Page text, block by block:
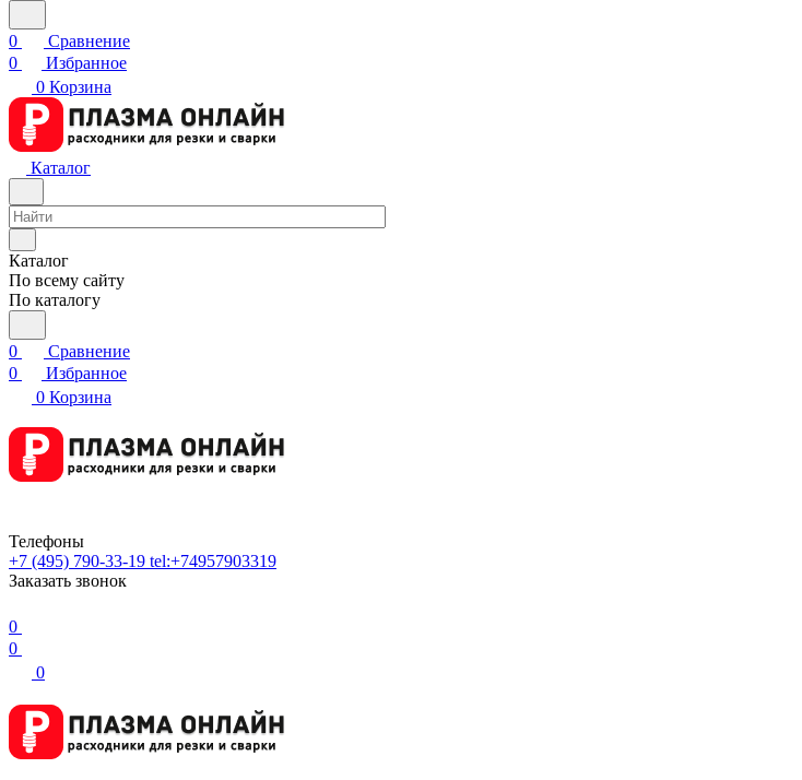
0
Сравнение
0
Избранное
0 Корзина
Каталог
Каталог
По всему сайту
По каталогу
0
Сравнение
0
Избранное
0 Корзина
Телефоны
+7 (495) 790-33-19 tel:+74957903319
Заказать звонок
0
0
0